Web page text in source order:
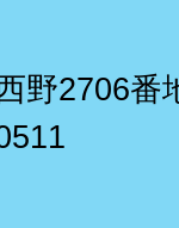
野2706番